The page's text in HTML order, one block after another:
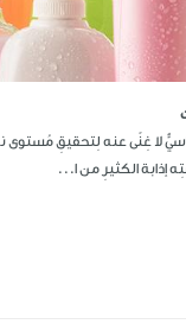
لا غِنًى عنه لِتحقيقِ مُستوى
إذابة الكثيرِ من ا...